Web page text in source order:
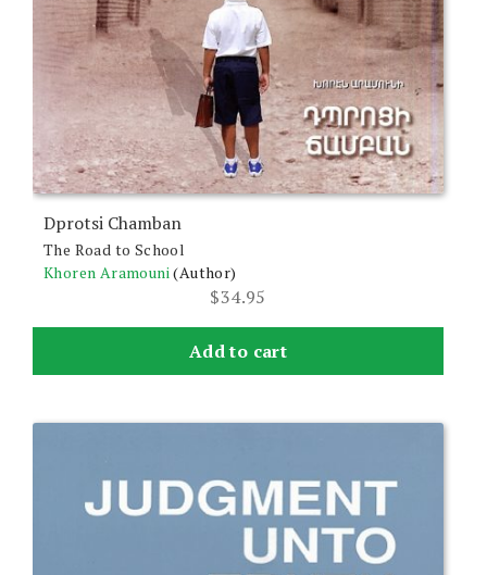
Dprotsi Chamban
The Road to School
Khoren Aramouni(Author)
$34.95
Add to cart